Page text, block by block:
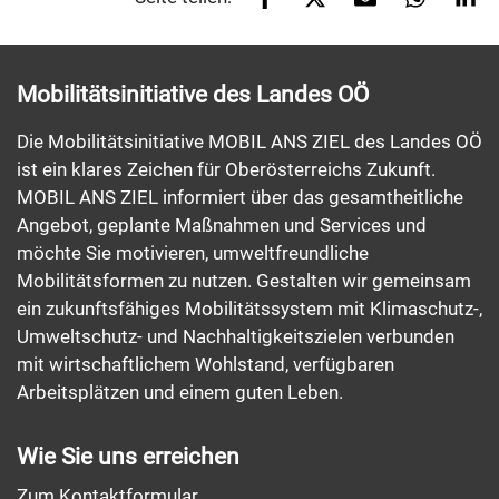
Mobilitätsinitiative des Landes OÖ
Die Mobilitätsinitiative MOBIL ANS ZIEL des Landes OÖ
ist ein klares Zeichen für Oberösterreichs Zukunft.
MOBIL ANS ZIEL informiert über das gesamtheitliche
Angebot, geplante Maßnahmen und Services und
möchte Sie motivieren, umweltfreundliche
Mobilitätsformen zu nutzen. Gestalten wir gemeinsam
ein zukunftsfähiges Mobilitätssystem mit Klimaschutz-,
Umweltschutz- und Nachhaltigkeitszielen verbunden
mit wirtschaftlichem Wohlstand, verfügbaren
Arbeitsplätzen und einem guten Leben.
Wie Sie uns erreichen